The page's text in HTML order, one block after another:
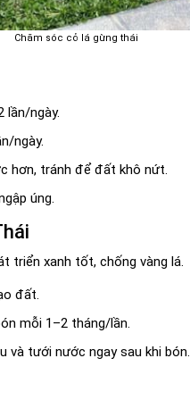
Chăm sóc cỏ lá gừng thái
lần/ngày.
ngày.
hơn, tránh để đất khô nứt.
úng.
triển xanh tốt, chống vàng lá.
đất.
mỗi 1–2 tháng/lần.
và tưới nước ngay sau khi bón.